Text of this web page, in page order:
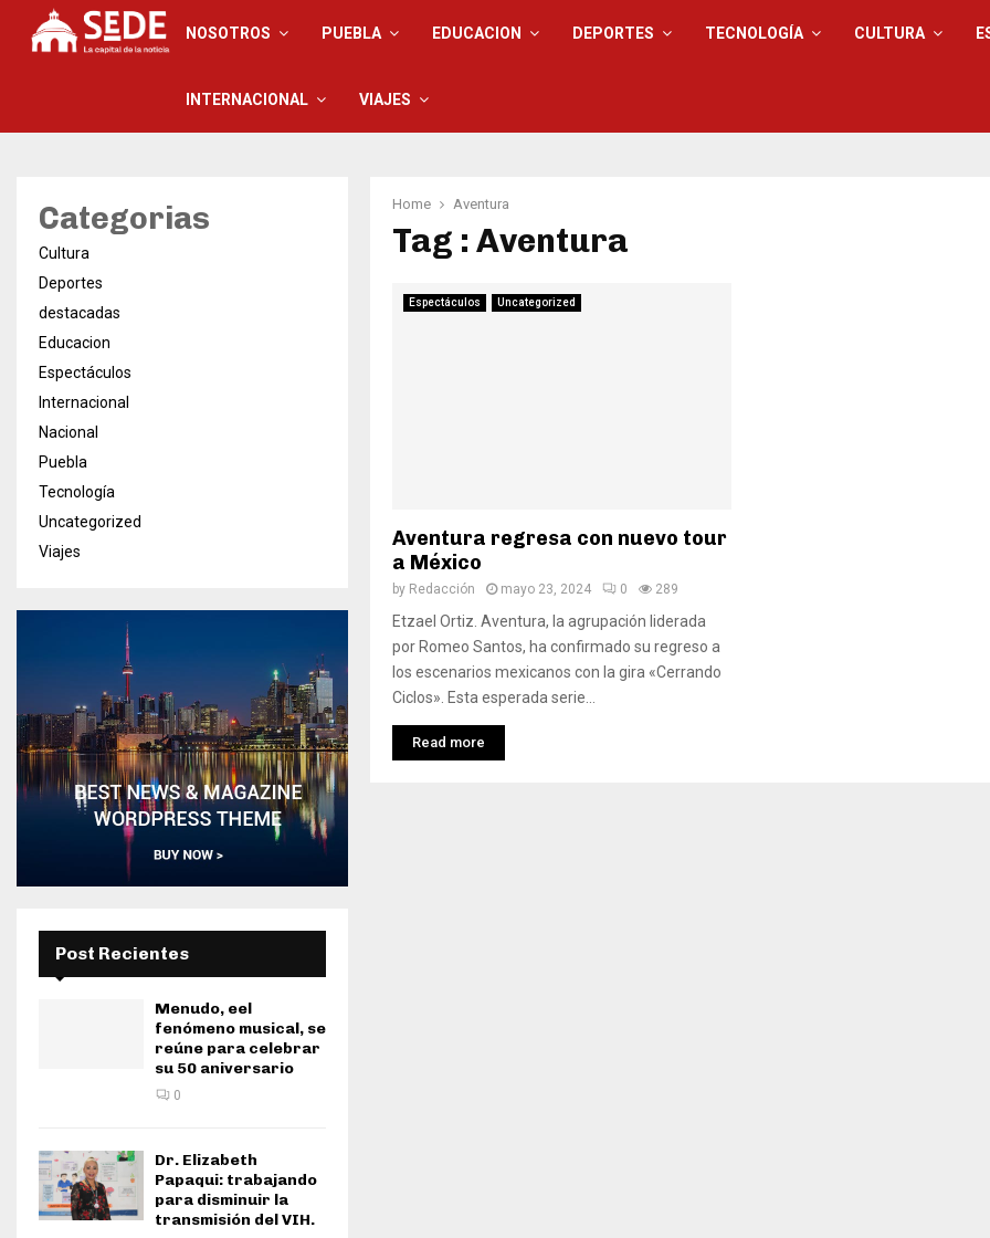
NOSOTROS PUEBLA EDUCACION DEPORTES TECNOLOGÍA CULTURA
INTERNACIONAL VIAJES
Home Aventura
Tag : Aventura
Espectáculos Uncategorized
Aventura regresa con nuevo tour
a México
by Redacción mayo 23, 2024 0 289
Etzael Ortiz. Aventura, la agrupación liderada
por Romeo Santos, ha confirmado su regreso a
los escenarios mexicanos con la gira «Cerrando
Ciclos». Esta esperada serie...
Read more
Categorias
Cultura
Deportes
destacadas
Educacion
Espectáculos
Internacional
Nacional
Puebla
Tecnología
Uncategorized
Viajes
Post Recientes
Menudo, eel
fenómeno musical, se
reúne para celebrar
su 50 aniversario
0
Dr. Elizabeth
Papaqui: trabajando
para disminuir la
transmisión del VIH.